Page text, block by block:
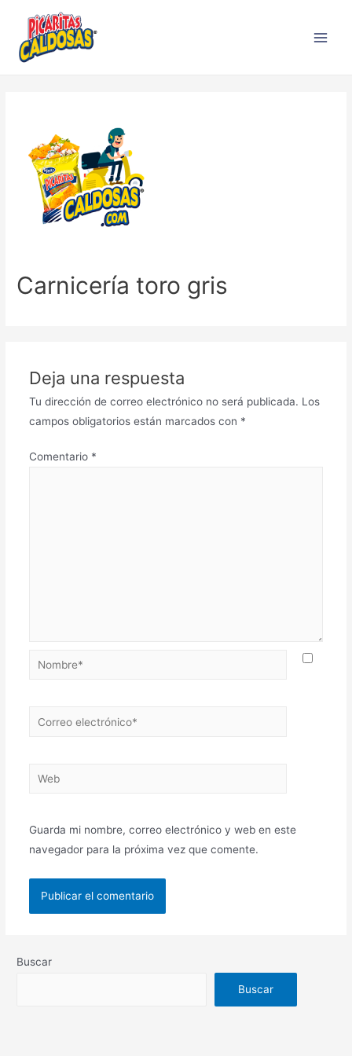
Carnicería toro gris
Deja una respuesta
Tu dirección de correo electrónico no será publicada. Los
campos obligatorios están marcados con *
Comentario *
Guarda mi nombre, correo electrónico y web en este
navegador para la próxima vez que comente.
Buscar
Buscar